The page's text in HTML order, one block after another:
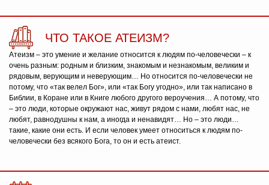
ЧТО ТАКОЕ АТЕИЗМ?
Атеизм – это умение и желание относится к людям по-человечески – к
очень разным: родным и близким, знакомым и незнакомым, великим и
рядовым, верующим и неверующим… Но относится по-человечески не
потому, что «так велел Бог», или «так Богу угодно», или так написано в
Библии, в Коране или в Книге любого другого вероучения… А потому, что
– это люди, которые окружают нас, живут рядом с нами, любят нас, не
любят, равнодушны к нам, а иногда и ненавидят… Но – это люди…
такие, какие они есть. И если человек умеет относиться к людям по-
человечески без всякого Бога, то он и есть атеист.